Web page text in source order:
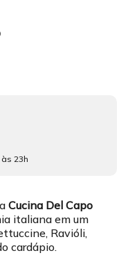
23h
a Cucina Del Capo
italiana em um
Ravióli,
cardápio.